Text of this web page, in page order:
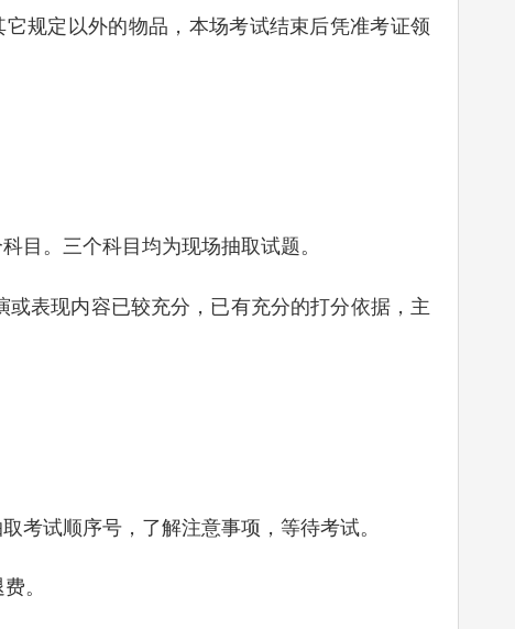
规定以外的物品，本场考试结束后凭准考证领
目。三个科目均为现场抽取试题。
表现内容已较充分，已有充分的打分依据，主
试顺序号，了解注意事项，等待考试。
。